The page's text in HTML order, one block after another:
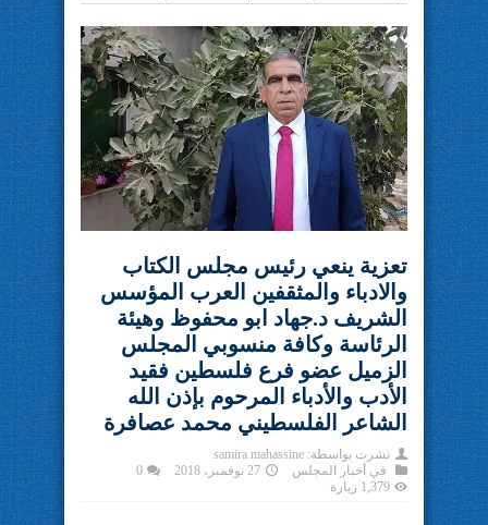
تعزية ينعي رئيس مجلس الكتاب
والادباء والمثقفين العرب المؤسس
الشريف د.جهاد ابو محفوظ وهيئة
الرئاسة وكافة منسوبي المجلس
الزميل عضو فرع فلسطين فقيد
الأدب والأدباء المرحوم بإذن الله
الشاعر الفلسطيني محمد عصافرة
نشرت بواسطة: samira mahassine
في أخبار المجلس 27 نوفمبر، 2018
0
1,379 زيارة